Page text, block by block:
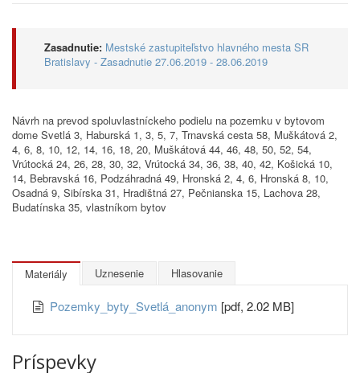
Zasadnutie: Mestské zastupiteľstvo hlavného mesta SR
Bratislavy - Zasadnutie 27.06.2019 - 28.06.2019
Návrh na prevod spoluvlastníckeho podielu na pozemku v bytovom
dome Svetlá 3, Haburská 1, 3, 5, 7, Trnavská cesta 58, Muškátová 2,
4, 6, 8, 10, 12, 14, 16, 18, 20, Muškátová 44, 46, 48, 50, 52, 54,
Vrútocká 24, 26, 28, 30, 32, Vrútocká 34, 36, 38, 40, 42, Košická 10,
14, Bebravská 16, Podzáhradná 49, Hronská 2, 4, 6, Hronská 8, 10,
Osadná 9, Sibírska 31, Hradištná 27, Pečnianska 15, Lachova 28,
Budatínska 35, vlastníkom bytov
Materiály Uznesenie Hlasovanie
Pozemky_byty_Svetlá_anonym [pdf, 2.02 MB]
Príspevky